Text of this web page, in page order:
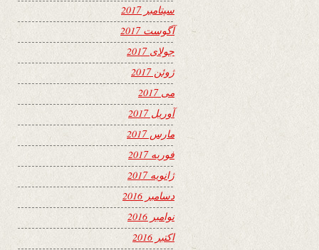
سپتامبر 2017
آگوست 2017
جولای 2017
ژوئن 2017
می 2017
آوریل 2017
مارس 2017
فوریه 2017
ژانویه 2017
دسامبر 2016
نوامبر 2016
اکتبر 2016